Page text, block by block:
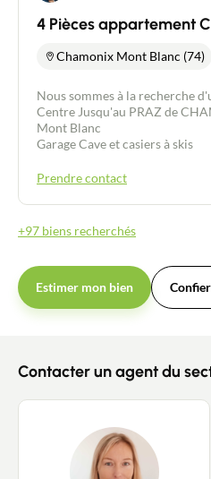
4 Pièces appartement
Chamonix Mont Blanc (74)
Nous sommes à la recherche
Centre Jusqu'au PRAZ de CHAMONIX
Mont Blanc
Garage Cave et casiers à skis
Prendre contact
+97 biens recherchés
Estimer mon bien
Contacter un agent du